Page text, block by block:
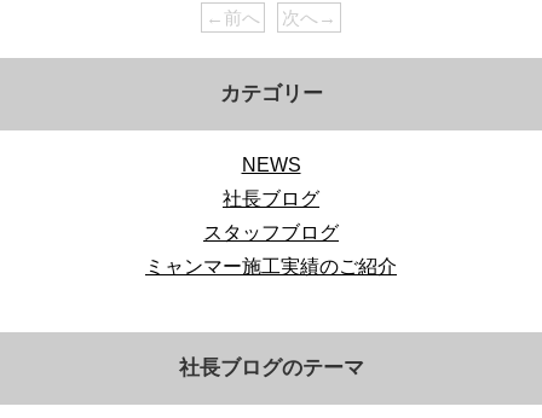
←前へ 次へ→
カテゴリー
NEWS
社長ブログ
スタッフブログ
ミャンマー施工実績のご紹介
社長ブログのテーマ